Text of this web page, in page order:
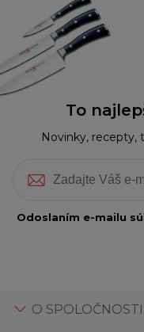
To
Novinky, recepty,
Odoslaním e-mailu
O SPOLOČNOSTI